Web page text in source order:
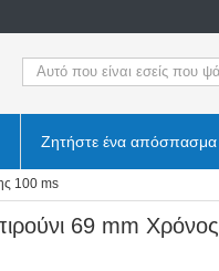
Ζητήστε ένα απόσπασμα
100 ms
69 mm Χρόνος